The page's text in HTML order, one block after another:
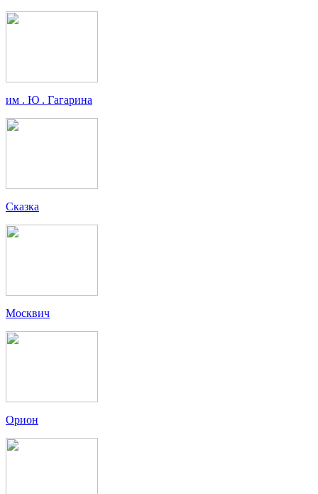
им . Ю . Гагарина
Сказка
Москвич
Орион